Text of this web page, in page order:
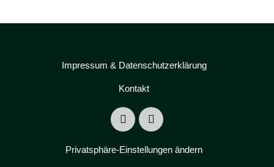
Impressum & Datenschutzerklärung
Kontakt
Privatsphäre-Einstellungen ändern